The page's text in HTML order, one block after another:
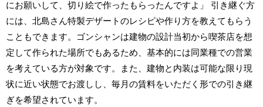
にお願いして、切り絵で作ったもらったんですよ」 引き継ぐ方
には、北島さん特製デザートのレシピや作り方を教えてもらう
こともできます。ゴンシャンは建物の設計当初から喫茶店を想
定して作られた場所でもあるため、基本的には同業種での営業
を考えている方が対象です。また、建物と内装は可能な限り現
状に近い状態でお渡しし、毎月の賃料をいただく形での引き継
ぎを希望されています。